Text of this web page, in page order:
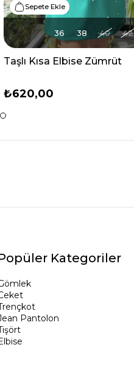
Taşlı Kısa Elbise Zümrüt
₺620,00
Sepete Ekle
36 38 40 42
Kategoriler
Pantolon